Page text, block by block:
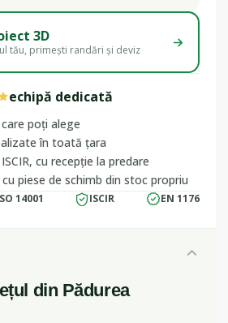
3D
tău, primești randări și deviz
echipă dedicată
poți alege
în toată țara
cu recepție la predare
piese de schimb din stoc propriu
14001 ISCIR EN 1176
din Pădurea